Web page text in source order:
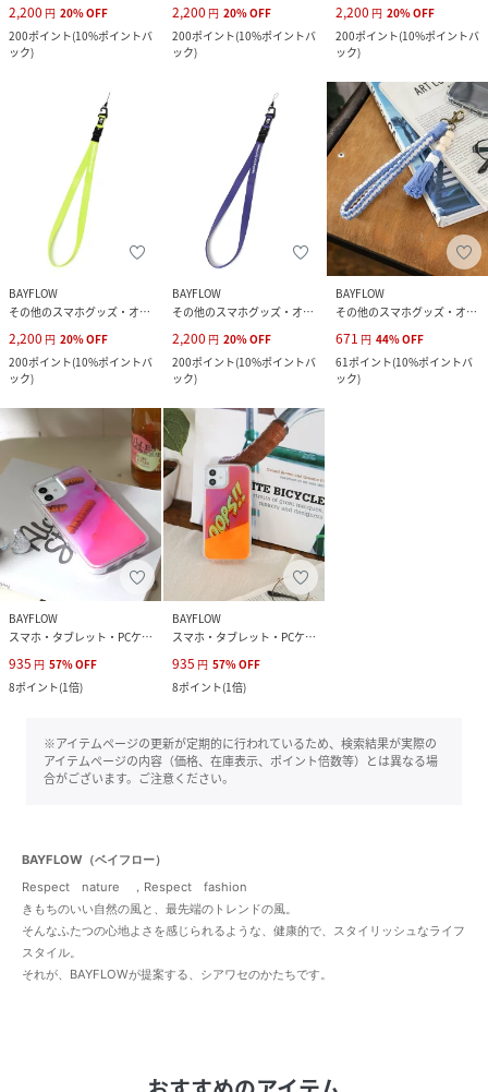
2,200 円 20%OFF
200ポイント(10%ポイントバ
ック)
2,200 円 20%OFF
200ポイント(10%ポイントバ
ック)
2,200 円 20%OFF
200ポイント(10%ポイントバ
ック)
BAYFLOW
その他のスマホグッズ・オーディオ機器
2,200 円 20%OFF
200ポイント(10%ポイントバ
ック)
BAYFLOW
その他のスマホグッズ・オーディオ機器
2,200 円 20%OFF
200ポイント(10%ポイントバ
ック)
BAYFLOW
その他のスマホグッズ・オーディオ機器
671 円 44%OFF
61ポイント(10%ポイントバ
ック)
BAYFLOW
スマホ・タブレット・PCケース/カバー
935 円 57%OFF
8ポイント(1倍)
BAYFLOW
スマホ・タブレット・PCケース/カバー
935 円 57%OFF
8ポイント(1倍)
※アイテムページの更新が定期的に行われているため、検索結果が実際の
アイテムページの内容（価格、在庫表示、ポイント倍数等）とは異なる場
合がございます。ご注意ください。
BAYFLOW（ベイフロー）
Respect nature ，Respect fashion
きもちのいい自然の風と、最先端のトレンドの風。
そんなふたつの心地よさを感じられるような、健康的で、スタイリッシュなライフ
スタイル。
それが、BAYFLOWが提案する、シアワセのかたちです。